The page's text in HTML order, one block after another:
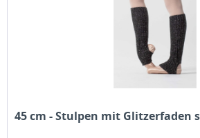
45 cm - Stulpen mit Glitzerfaden